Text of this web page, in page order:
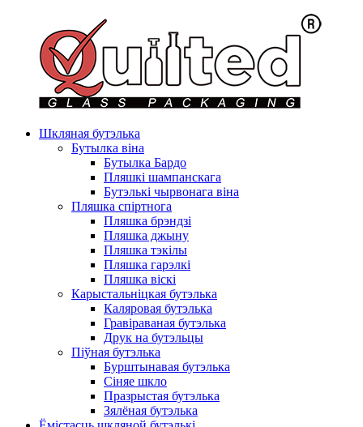
Шкляная бутэлька
Бутылка віна
Бутылка Бардо
Пляшкі шампанскага
Бутэлькі чырвонага віна
Пляшка спіртнога
Пляшка брэндзі
Пляшка джыну
Пляшка тэкілы
Пляшка гарэлкі
Пляшка віскі
Карыстальніцкая бутэлька
Каляровая бутэлька
Гравіраваная бутэлька
Друк на бутэльцы
Піўная бутэлька
Бурштынавая бутэлька
Сіняе шкло
Празрыстая бутэлька
Зялёная бутэлька